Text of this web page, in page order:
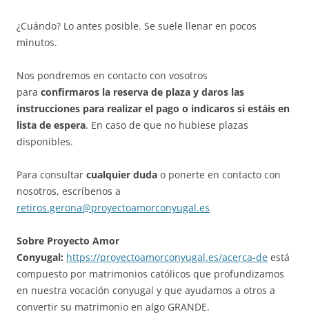
¿Cuándo? Lo antes posible. Se suele llenar en pocos
minutos.
Nos pondremos en contacto con vosotros
para confirmaros la reserva de plaza y daros las
instrucciones para realizar el pago o indicaros si estáis en
lista de espera. En caso de que no hubiese plazas
disponibles.
Para consultar cualquier duda o ponerte en contacto con
nosotros, escríbenos a
retiros.gerona@proyectoamorconyugal.es
Sobre Proyecto Amor
Conyugal: https://proyectoamorconyugal.es/acerca-de está
compuesto por matrimonios católicos que profundizamos
en nuestra vocación conyugal y que ayudamos a otros a
convertir su matrimonio en algo GRANDE.